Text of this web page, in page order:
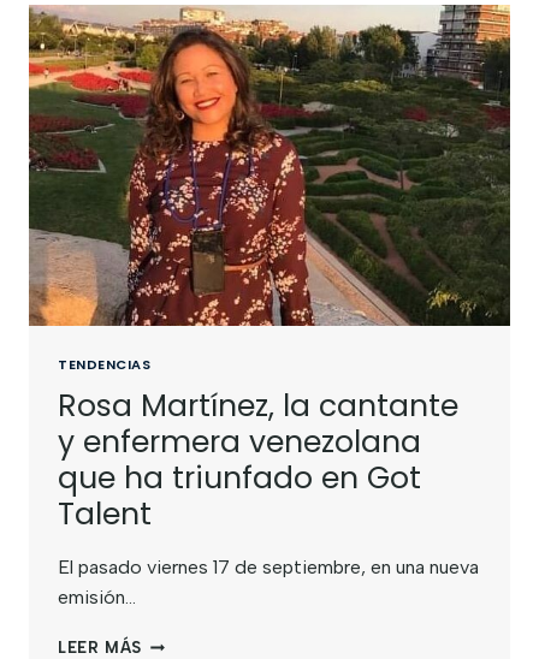
TENDENCIAS
Rosa Martínez, la cantante
y enfermera venezolana
que ha triunfado en Got
Talent
El pasado viernes 17 de septiembre, en una nueva
emisión…
LEER MÁS